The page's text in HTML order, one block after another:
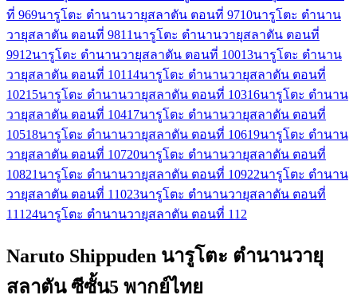
ที่ 969นารูโตะ ตำนานวายุสลาตัน ตอนที่ 9710นารูโตะ ตำนาน
วายุสลาตัน ตอนที่ 9811 นารูโตะ ตำนานวายุสลาตัน ตอนที่
9912นารูโตะ ตำนานวายุสลาตัน ตอนที่ 10013นารูโตะ ตำนาน
วายุสลาตัน ตอนที่ 101 14นารูโตะ ตำนานวายุสลาตัน ตอนที่
10215นารูโตะ ตำนานวายุสลาตัน ตอนที่ 10316นารูโตะ ตำนาน
วายุสลาตัน ตอนที่ 10417นารูโตะ ตำนานวายุสลาตัน ตอนที่
10518นารูโตะ ตำนานวายุสลาตัน ตอนที่ 10619นารูโตะ ตำนาน
วายุสลาตัน ตอนที่ 10720นารูโตะ ตำนานวายุสลาตัน ตอนที่
10821 นารูโตะ ตำนานวายุสลาตัน ตอนที่ 10922นารูโตะ ตำนาน
วายุสลาตัน ตอนที่ 11023นารูโตะ ตำนานวายุสลาตัน ตอนที่
111 24นารูโตะ ตำนานวายุสลาตัน ตอนที่ 112
Naruto Shippuden นารูโตะ ตำนานวายุ
สลาตัน ซีซั้น5 พากย์ไทย